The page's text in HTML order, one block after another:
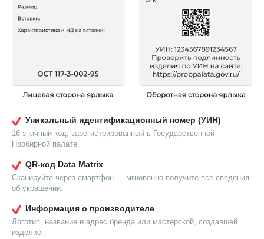
Уникальный идентификационный номер (УИН)
16-значный код, зарегистрированный в Государственной
Пробирной палате.
QR-код Data Matrix
Сканируйте через смартфон — мгновенно получите все сведения
об украшении.
Информация о производителе
Логотип, название и адрес бренда или мастерской, создавшей
изделие.